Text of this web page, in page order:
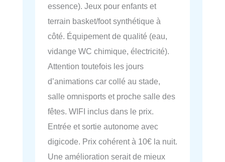
essence). Jeux pour enfants et
terrain basket/foot synthétique à
côté. Équipement de qualité (eau,
vidange WC chimique, électricité).
Attention toutefois les jours
d’animations car collé au stade,
salle omnisports et proche salle des
fêtes. WIFI inclus dans le prix.
Entrée et sortie autonome avec
digicode. Prix cohérent à 10€ la nuit.
Une amélioration serait de mieux